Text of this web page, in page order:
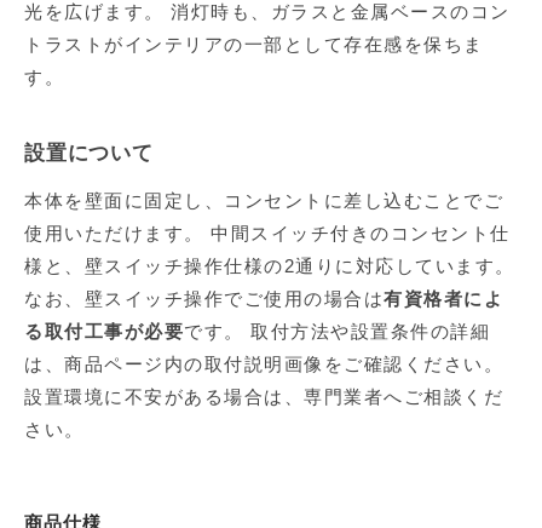
光を広げます。 消灯時も、ガラスと金属ベースのコン
トラストがインテリアの一部として存在感を保ちま
す。
設置について
本体を壁面に固定し、コンセントに差し込むことでご
使用いただけます。 中間スイッチ付きのコンセント仕
様と、壁スイッチ操作仕様の2通りに対応しています。
なお、壁スイッチ操作でご使用の場合は有資格者によ
る取付工事が必要です。 取付方法や設置条件の詳細
は、商品ページ内の取付説明画像をご確認ください。
設置環境に不安がある場合は、専門業者へご相談くだ
さい。
商品仕様